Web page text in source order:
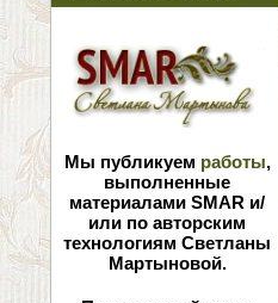
Мы публикуем работы,
выполненные
материалами SMAR и/
или по авторским
технологиям Светланы
Мартыновой.